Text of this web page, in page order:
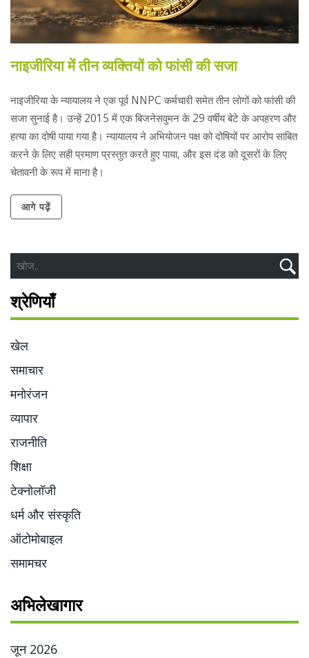
नाइजीरिया में तीन व्यक्तियों को फांसी की सजा
नाइजीरिया के न्यायालय ने एक पूर्व NNPC कर्मचारी समेत तीन लोगों को फांसी की
सजा सुनाई है। उन्हें 2015 में एक बिजनेसवुमन के 29 वर्षीय बेटे के अपहरण और
हत्या का दोषी पाया गया है। न्यायालय ने अभियोजन पक्ष को दोषियों पर आरोप साबित
करने के लिए सही प्रमाण प्रस्तुत करते हुए पाया, और इस दंड को दूसरों के लिए
चेतावनी के रूप में माना है।
आगे पढ़ें
श्रेणियाँ
खेल
समाचार
मनोरंजन
व्यापार
राजनीति
शिक्षा
टेक्नोलॉजी
धर्म और संस्कृति
ऑटोमोबाइल
समामचर
अभिलेखागार
जून 2026